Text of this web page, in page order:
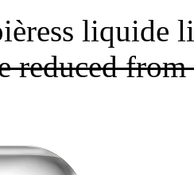
liquide
reduced from